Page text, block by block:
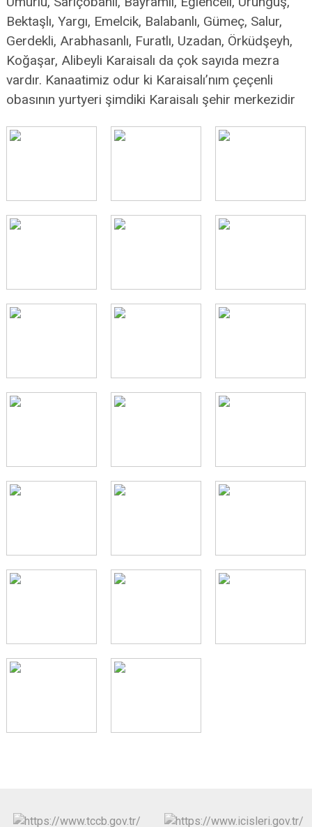
Bektaşlı, Yargı, Emelcik, Balabanlı, Gümeç, Salur,
Gerdekli, Arabhasanlı, Furatlı, Uzadan, Örküdşeyh,
Koğaşar, Alibeyli Karaisalı da çok sayıda mezra
vardır. Kanaatimiz odur ki Karaisalı’nım çeçenli
obasının yurtyeri şimdiki Karaisalı şehir merkezidir